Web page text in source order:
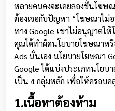
หลายคนคงจะเคยลองขึ้นโฆษ
ต้องเจอกับปัญหา “โฆษณาไม่
ทาง Google เขาไม่อนุญาตใ
คุณได้ทำผิดนโยบายโฆษณาห
Ads นั่นเอง นโยบายโฆษณา
Google ได้แบ่งประเภทนโยบ
เป็น 4 กลุ่มหลัก เพื่อให้ครอบ
1.เนื้อหาต้องห้าม